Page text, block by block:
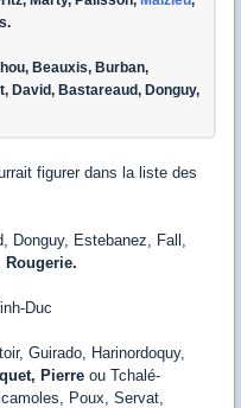
Beauxis, Burban,
David, Bastareaud, Donguy,
figurer dans la liste des
Donguy, Estebanez, Fall,
Rougerie.
Duc
Guirado, Harinordoquy,
Pierre ou Tchalé-
Poux, Servat,